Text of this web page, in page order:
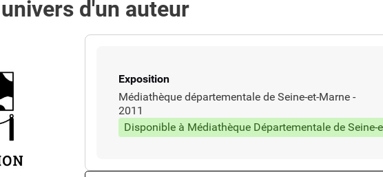
d'un auteur
Type de support matériel
Exposition
Médiathèque départementale de Seine-et-Marne-
2011
Disponible à Médiathèque Départementale de Seine-